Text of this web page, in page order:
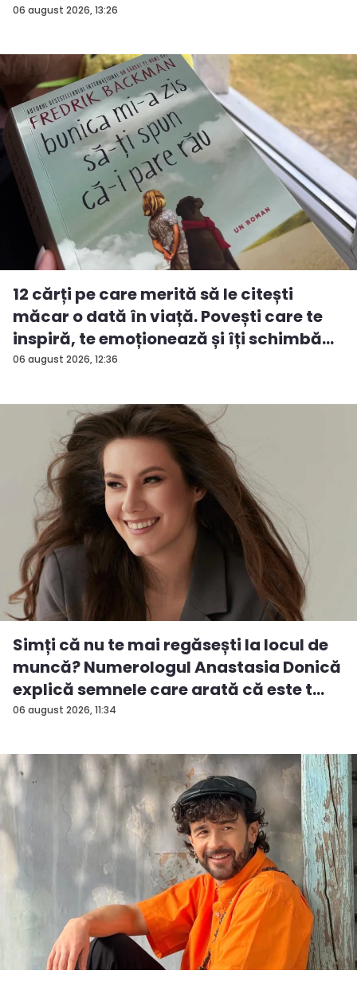
06 august 2026, 13:26
06 august 2026, 12:36
12 cărți pe care merită să le citești
măcar o dată în viață. Povești care te
inspiră, te emoționează și îți schimbă...
06 august 2026, 11:34
Simți că nu te mai regăsești la locul de
muncă? Numerologul Anastasia Donică
explică semnele care arată că este t...